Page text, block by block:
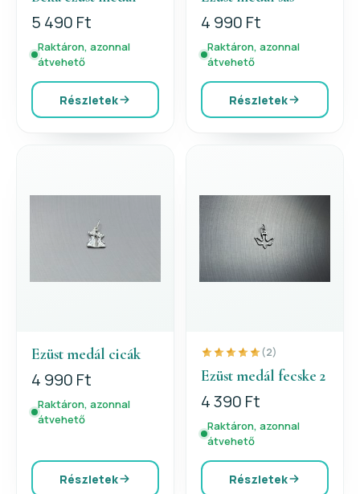
5 490 Ft
Raktáron, azonnal
átvehető
Részletek
4 990 Ft
Raktáron, azonnal
átvehető
Részletek
Ezüst medál cicák
4 990 Ft
Raktáron, azonnal
átvehető
Részletek
(2)
Ezüst medál fecske 2
4 390 Ft
Raktáron, azonnal
átvehető
Részletek